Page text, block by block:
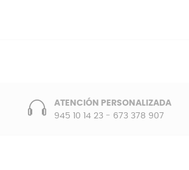
ATENCIÓN PERSONALIZADA
945 10 14 23 - 673 378 907